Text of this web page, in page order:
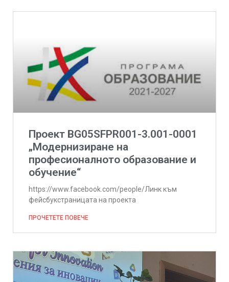
Проект BG05SFPR001-3.001-0001
„Модернизиране на
професионалното образование и
обучение“
https://www.facebook.com/people/Линк към
фейсбукстраницата на проекта
ПРОЧЕТЕТЕ ПОВЕЧЕ